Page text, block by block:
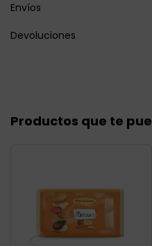
Envíos
Devoluciones
Productos que te